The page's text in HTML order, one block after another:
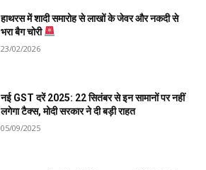
हाथरस में शादी समारोह से लाखों के जेवर और नकदी से
भरा बैग चोरी
23/02/2026
नई GST दरें 2025: 22 सितंबर से इन सामानों पर नहीं
लगेगा टैक्स, मोदी सरकार ने दी बड़ी राहत
05/09/2025